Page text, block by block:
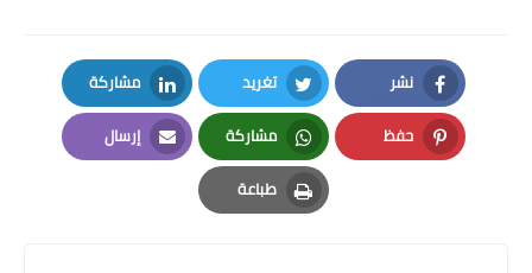
نشر
Facebook
تغريد
Twitter
مشاركة
LinkedIn
حفظ
Pinterest
مشاركة
Whatsapp
إرسال
Email
طباعة
Print